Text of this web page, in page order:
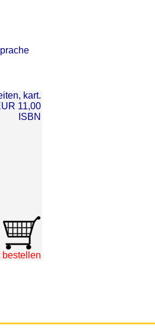
kart.
11,00
ISBN
bestellen